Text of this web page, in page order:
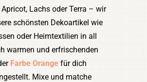
Apricot, Lachs oder Terra – wir
schönsten Dekoartikel wie
oder Heimtextilien in all
warmen und erfrischenden
Farbe Orange für dich
Mixe und matche